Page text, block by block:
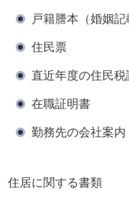
戸籍謄本（婚姻記
住民票
直近年度の住民
在職証明書
勤務先の会社案内
住居に関する書類